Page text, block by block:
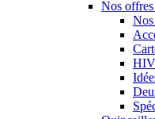
Nos offres